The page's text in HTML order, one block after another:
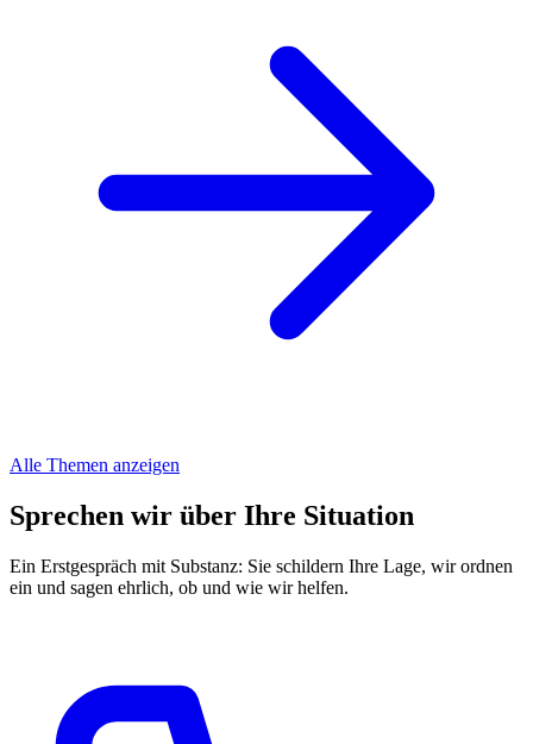
Alle Themen anzeigen
Sprechen wir über Ihre Situation
Ein Erstgespräch mit Substanz: Sie schildern Ihre Lage, wir ordnen
ein und sagen ehrlich, ob und wie wir helfen.